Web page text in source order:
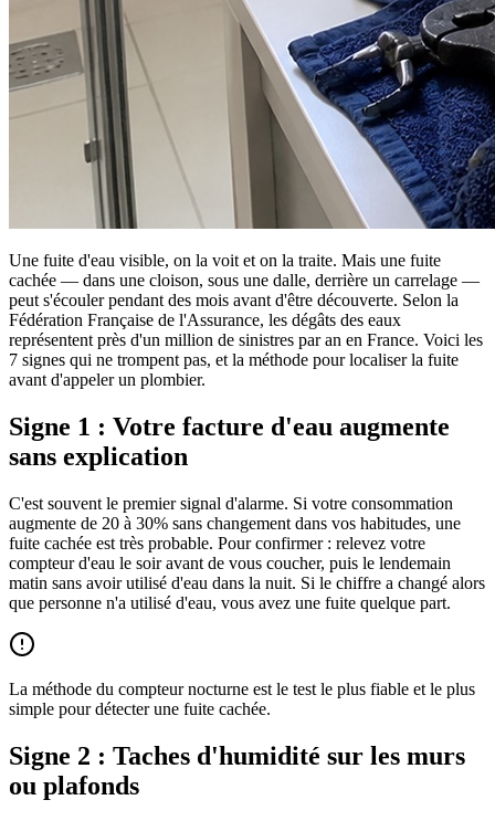
Une fuite d'eau visible, on la voit et on la traite. Mais une fuite
cachée — dans une cloison, sous une dalle, derrière un carrelage —
peut s'écouler pendant des mois avant d'être découverte. Selon la
Fédération Française de l'Assurance, les dégâts des eaux
représentent près d'un million de sinistres par an en France. Voici les
7 signes qui ne trompent pas, et la méthode pour localiser la fuite
avant d'appeler un plombier.
Signe 1 : Votre facture d'eau augmente
sans explication
C'est souvent le premier signal d'alarme. Si votre consommation
augmente de 20 à 30% sans changement dans vos habitudes, une
fuite cachée est très probable. Pour confirmer : relevez votre
compteur d'eau le soir avant de vous coucher, puis le lendemain
matin sans avoir utilisé d'eau dans la nuit. Si le chiffre a changé alors
que personne n'a utilisé d'eau, vous avez une fuite quelque part.
La méthode du compteur nocturne est le test le plus fiable et le plus
simple pour détecter une fuite cachée.
Signe 2 : Taches d'humidité sur les murs
ou plafonds